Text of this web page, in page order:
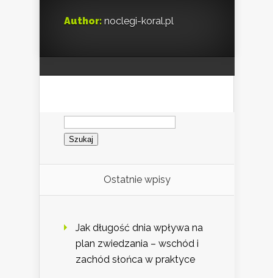
Author: noclegi-koral.pl
Szukaj:
Ostatnie wpisy
Jak długość dnia wpływa na
plan zwiedzania – wschód i
zachód słońca w praktyce